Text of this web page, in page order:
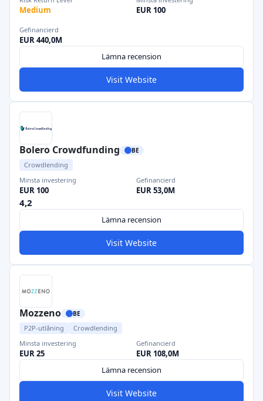
Medium EUR 100
Gefinancierd
EUR 440,0M
Lämna recension
Visit Website
Bolero Crowdfunding BE
Crowdlending
Minsta investering
EUR 100
Gefinancierd
EUR 53,0M
4,2
Lämna recension
Visit Website
Mozzeno BE
P2P-utlåning
Crowdlending
Minsta investering
EUR 25
Gefinancierd
EUR 108,0M
Lämna recension
Visit Website